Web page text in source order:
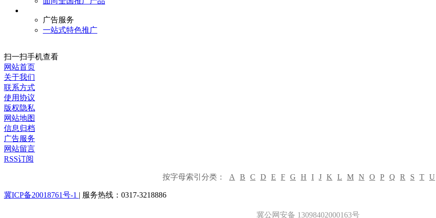
广告服务
一站式特色推广
扫一扫手机查看
网站首页
关于我们
联系方式
使用协议
版权隐私
网站地图
信息归档
广告服务
网站留言
RSS订阅
按字母索引分类： A B C D E F G H I J K L M N O P Q R S T U
冀ICP备20018761号-1 | 服务热线：0317-3218886
冀公网安备 13098402000163号